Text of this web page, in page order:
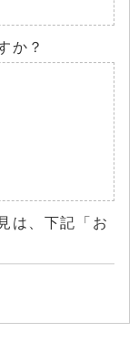
か？
は、下記「お